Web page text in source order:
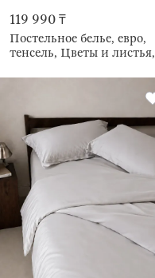
119 990 ₸
Постельное белье, евро,
тенсель, Цветы и листья,